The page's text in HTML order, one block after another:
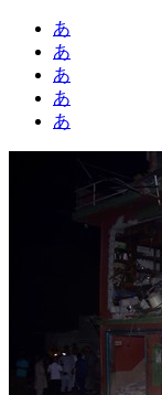
あ
あ
あ
あ
あ